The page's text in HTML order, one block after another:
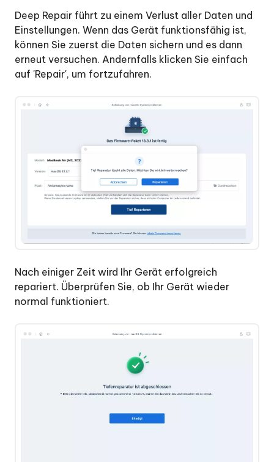
Deep Repair führt zu einem Verlust aller Daten und
Einstellungen. Wenn das Gerät funktionsfähig ist,
können Sie zuerst die Daten sichern und es dann
erneut versuchen. Andernfalls klicken Sie einfach
auf 'Repair', um fortzufahren.
Nach einiger Zeit wird Ihr Gerät erfolgreich
repariert. Überprüfen Sie, ob Ihr Gerät wieder
normal funktioniert.